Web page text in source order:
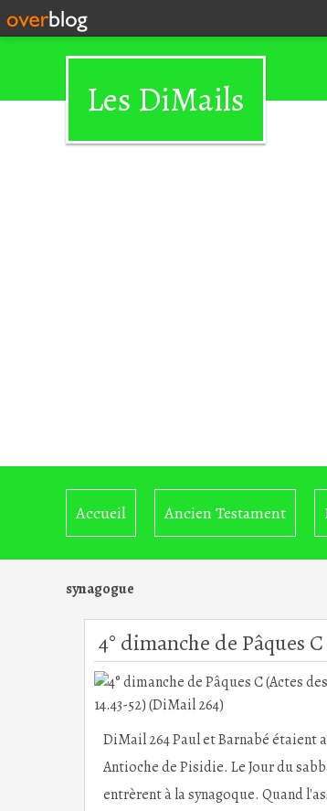
Les DiMails
Accueil Ancien Testament
synagogue
DiMail 264 Paul et Barnabé étaient
Antioche de Pisidie. Le Jour du
entrèrent à la synagoque. Quand